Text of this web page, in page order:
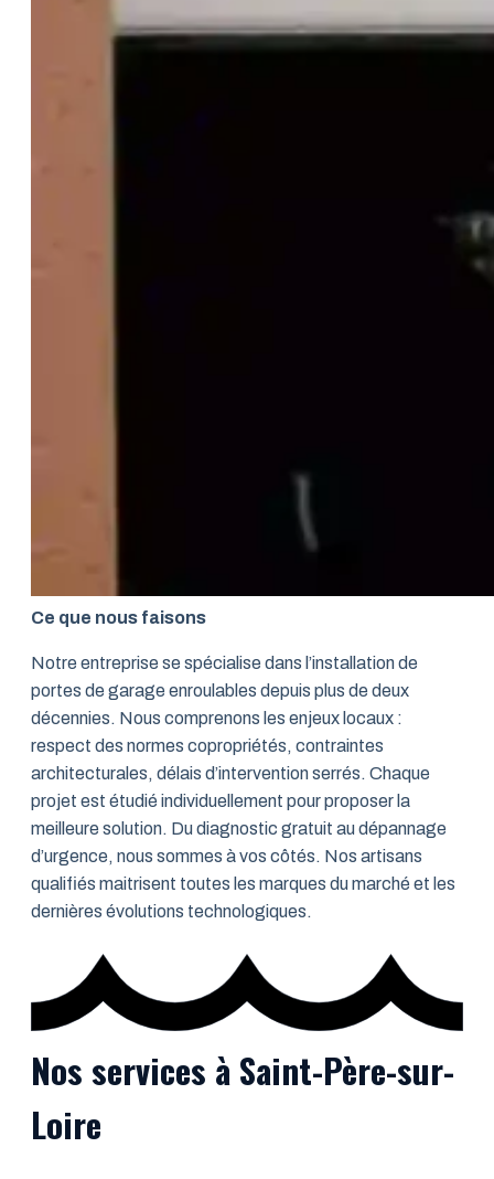
Ce que nous faisons
Notre entreprise se spécialise dans l’installation de
portes de garage enroulables depuis plus de deux
décennies. Nous comprenons les enjeux locaux :
respect des normes copropriétés, contraintes
architecturales, délais d’intervention serrés. Chaque
projet est étudié individuellement pour proposer la
meilleure solution. Du diagnostic gratuit au dépannage
d’urgence, nous sommes à vos côtés. Nos artisans
qualifiés maitrisent toutes les marques du marché et les
dernières évolutions technologiques.
Nos services à Saint-Père-sur-
Loire